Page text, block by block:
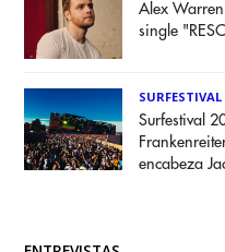
Alex
single
SURFESTIVAL
Surfestival
encabeza